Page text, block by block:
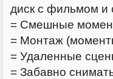
диск с фильмом
= Смешные
= Монтаж
= Удаленные
= Забавно